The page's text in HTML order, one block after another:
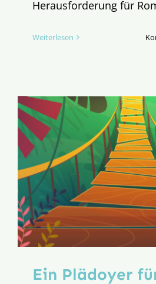
Herausforderung für
Weiterlesen
Ein Plädoyer